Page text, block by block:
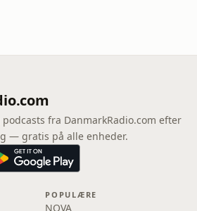
fra DanmarkRadio.com efter
— gratis på alle enheder.
POPULÆRE
NOVA